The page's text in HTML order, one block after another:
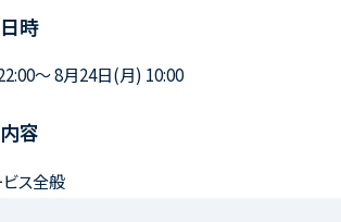
時
～ 8月24日(月) 10:00
容
ビス全般